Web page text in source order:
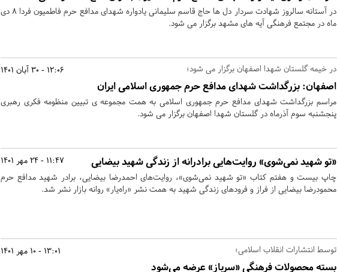
در آستانه سالروز شهادت سردار دل ها حاج قاسم سلیمانی یادواره شهدای مدافع حرم فاطمیون فردا 8 دی
ماه در مجتمع فرهنگی آیه های مشهد برگزار می شود.
12:06 - 30 آبان 1401 در خیمه گلستان شهدا اصفهان برگزار می شود؛
اصفهان: بزرگداشت شهدای مدافع حرم جمهوری اسلامی ایران
مراسم بزرگداشت شهدای مدافع حرم جمهوری اسلامی به همت مجموعه ی تبیین منظومه فکری رهبری
پنجشنبه سوم آذرماه در گلستان شهدا اصفهان برگزار می شود.
11:47 - 24 مهر 1401 «تو شهید نمی‌شوی» روایت‌هایی برادرانه از زندگی شهید بیضایی
چاپ بیست و هفتم کتاب «تو شهید نمی‌شوی»، روایت‌های احمدرضا بیضایی، برادر شهید مدافع حرم
محمودرضا بیضایی از فراز و فرودهای زندگی شهید به همت نشر «راه‌یار» روانه بازار نشر شد.
13:01 - 10 مهر 1401 توسط انتشارات انقلاب اسلامی؛
بسته محصولات فرهنگی «سرباز» عرضه می‌شود